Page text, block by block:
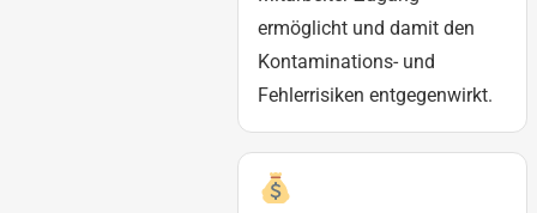
ermöglicht und damit den
Kontaminations- und
Fehlerrisiken entgegenwirkt.